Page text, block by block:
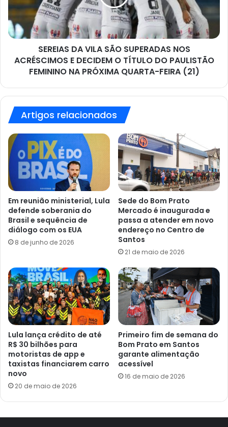
NOS
ACRÉSCIMOS
E
DECIDEM
TÍTULO
FEMININO
PRÓXIMA
QUARTA-
FEIRA
(21)
SEREIAS DA VILA SÃO SUPERADAS NOS
ACRÉSCIMOS E DECIDEM O TÍTULO DO PAULISTÃO
FEMININO NA PRÓXIMA QUARTA-FEIRA (21)
Artigos relacionados
Em reunião ministerial, Lula
defende soberania do
Brasil e sequência de
diálogo com os EUA
8 de junho de 2026
Sede do Bom Prato
Mercado é inaugurada e
passa a atender em novo
endereço no Centro de
Santos
21 de maio de 2026
Lula lança crédito de até
R$ 30 bilhões para
motoristas de app e
taxistas financiarem carro
novo
20 de maio de 2026
Primeiro fim de semana do
Bom Prato em Santos
garante alimentação
acessível
16 de maio de 2026